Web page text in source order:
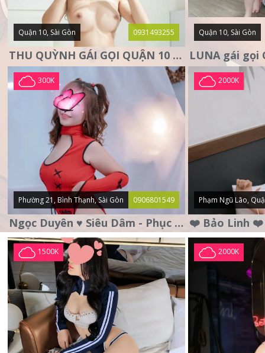
Quận 10, Sài Gòn 0931493255
THU QUỲNH GÁI GỌI QUẬN 10 – MẶT XINH DA TRẮNG – SANG
Quận 10, Sài Gòn
300K
Phường 21, Bình Thạnh, Sài Gòn 0906801549
Ngọc Duyên ♥️ Siêu Dâm - Phục Vụ Tận Tình - Chu Đáo
2000K
Phạm Ngũ Lão,
1500K 2000K